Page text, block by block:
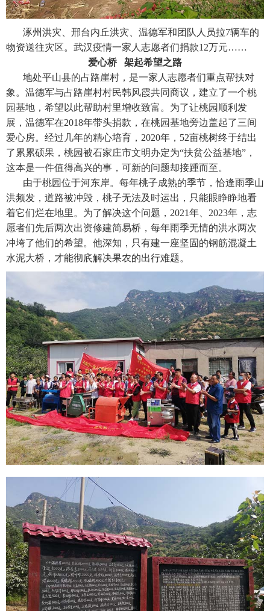
涿州洪灾、邢台内丘洪灾、温德军和团队人员拉7辆车的
物资送往灾区。武汉疫情一家人志愿者们捐款12万元……
爱心桥 架起希望之路
地处平山县的占路崖村，是一家人志愿者们重点帮扶对
象。温德军与占路崖村村民韩风霞共同商议，建立了一个桃
园基地，希望以此帮助村里增收致富。为了让桃园顺利发
展，温德军在2018年带头捐款，在桃园基地旁边盖起了三间
爱心房。经过几年的精心培育，2020年，52亩桃树终于结出
了累累硕果，桃园被石家庄市文明办定为“扶贫公益基地”，
这本是一件值得高兴的事，可新的问题却接踵而至。
由于桃园位于河东岸。每年桃子成熟的季节，恰逢雨季山
洪频发，道路被冲毁，桃子无法及时运出，只能眼睁睁地看
着它们烂在地里。为了解决这个问题，2021年、2023年，志
愿者们先后两次出资修建简易桥，每年雨季无情的洪水两次
冲垮了他们的希望。他深知，只有建一座坚固的钢筋混凝土
水泥大桥，才能彻㡳解决果农的出行难题。